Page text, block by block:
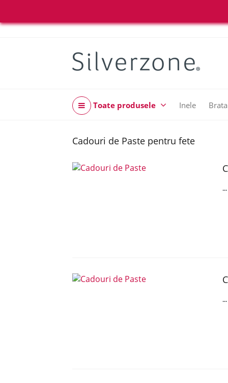
Toate produsele Inele
Cadouri de Paste pentru fete